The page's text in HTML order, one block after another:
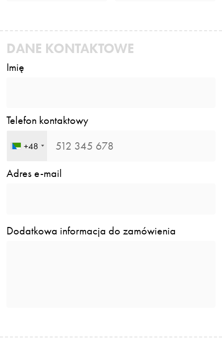
DANE KONTAKTOWE
Imię
Telefon kontaktowy
+48
Adres e-mail
Dodatkowa informacja do zamówienia